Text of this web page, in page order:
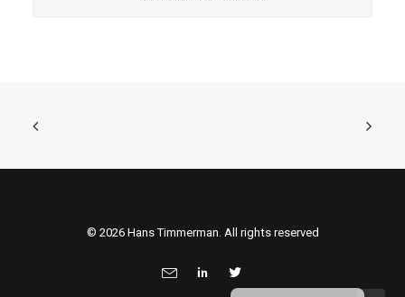
© 2026 Hans Timmerman. All rights reserved